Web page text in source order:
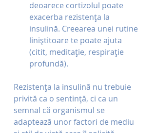
deoarece cortizolul poate
exacerba rezistența la
insulină. Creearea unei rutine
liniștitoare te poate ajuta
(citit, meditație, respirație
profundă).
Rezistența la insulină nu trebuie
privită ca o sentință, ci ca un
semnal că organismul se
adaptează unor factori de mediu